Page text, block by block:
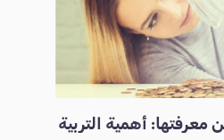
أهمية التربية